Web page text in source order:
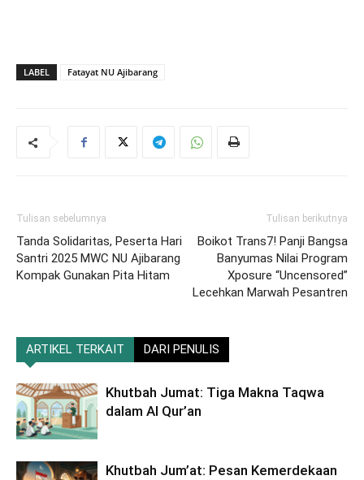
LABEL Fatayat NU Ajibarang
Tulisan sebelumnya
Tanda Solidaritas, Peserta Hari
Santri 2025 MWC NU Ajibarang
Kompak Gunakan Pita Hitam
Tulisan berikutnya
Boikot Trans7! Panji Bangsa
Banyumas Nilai Program
Xposure “Uncensored”
Lecehkan Marwah Pesantren
ARTIKEL TERKAIT DARI PENULIS
Khutbah Jumat: Tiga Makna Taqwa
dalam Al Qur’an
Khutbah Jum’at: Pesan Kemerdekaan